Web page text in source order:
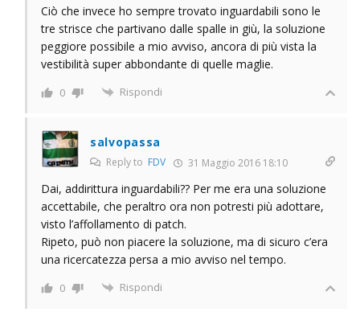
Ciò che invece ho sempre trovato inguardabili sono le
tre strisce che partivano dalle spalle in giù, la soluzione
peggiore possibile a mio avviso, ancora di più vista la
vestibilità super abbondante di quelle maglie.
0 Rispondi
salvopassa
Reply to FDV 31 Maggio 2016 18:10
Dai, addirittura inguardabili?? Per me era una soluzione
accettabile, che peraltro ora non potresti più adottare,
visto l’affollamento di patch.
Ripeto, può non piacere la soluzione, ma di sicuro c’era
una ricercatezza persa a mio avviso nel tempo.
0 Rispondi